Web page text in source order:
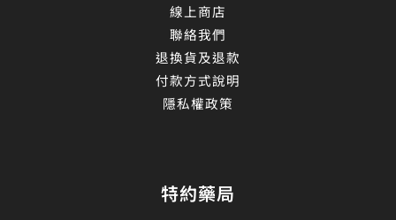
線上商店
聯絡我們
退換貨及退款
付款方式說明
隱私權政策
特約藥局